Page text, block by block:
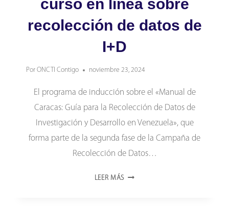
curso en línea sobre
recolección de datos de
I+D
Por ONCTI Contigo noviembre 23, 2024
El programa de inducción sobre el «Manual de
Caracas: Guía para la Recolección de Datos de
Investigación y Desarrollo en Venezuela», que
forma parte de la segunda fase de la Campaña de
Recolección de Datos…
LEER MÁS ESTE